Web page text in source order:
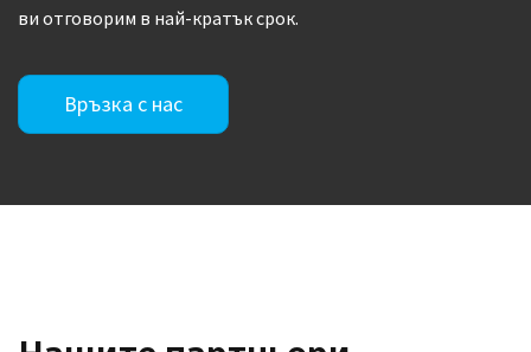
ви отговорим в най-кратък срок.
Връзка с нас